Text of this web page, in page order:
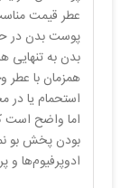
عطر قیمت
پوست بدن در
بدن به تنهایی
همزمان با عطر
استحمام یا در
اما واضح است
بودن پخش بو
ادوپرفیوم‌ها و